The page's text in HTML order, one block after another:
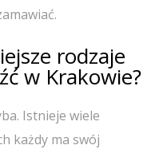
rodzaje
w Krakowie?
Istnieje wiele
każdy ma swój